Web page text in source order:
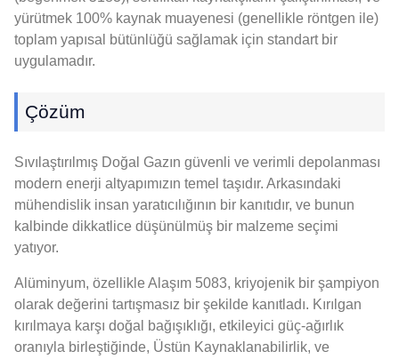
yürütmek 100% kaynak muayenesi (genellikle röntgen ile)
toplam yapısal bütünlüğü sağlamak için standart bir
uygulamadır.
Çözüm
Sıvılaştırılmış Doğal Gazın güvenli ve verimli depolanması
modern enerji altyapımızın temel taşıdır. Arkasındaki
mühendislik insan yaratıcılığının bir kanıtıdır, ve bunun
kalbinde dikkatlice düşünülmüş bir malzeme seçimi
yatıyor.
Alüminyum, özellikle Alaşım 5083, kriyojenik bir şampiyon
olarak değerini tartışmasız bir şekilde kanıtladı. Kırılgan
kırılmaya karşı doğal bağışıklığı, etkileyici güç-ağırlık
oranıyla birleştiğinde, Üstün Kaynaklanabilirlik, ve